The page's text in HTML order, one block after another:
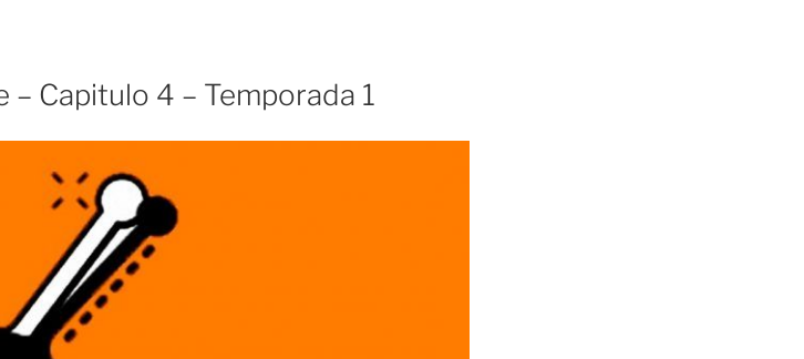
Capitulo 4 – Temporada 1